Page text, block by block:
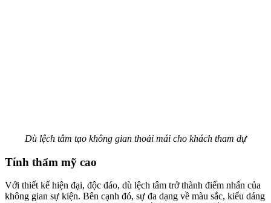
Dù lệch tâm tạo không gian thoải mái cho khách tham dự
Tính thẩm mỹ cao
Với thiết kế hiện đại, độc đáo, dù lệch tâm trở thành điểm nhấn của
không gian sự kiện. Bên cạnh đó, sự đa dạng về màu sắc, kiểu dáng